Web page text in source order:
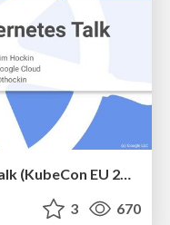
A Non-Technical Kubernetes Talk (KubeCon EU 2020)
3 670